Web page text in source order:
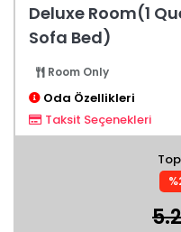
Deluxe Room(1
Sofa Bed)
Room Only
Oda Özellikleri
Taksit Seçenekleri